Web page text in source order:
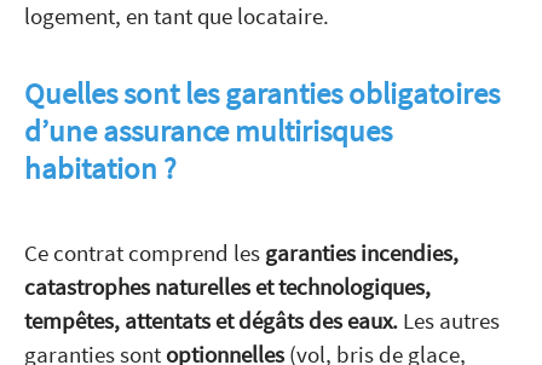
logement, en tant que locataire.
Quelles sont les garanties obligatoires
d’une assurance multirisques
habitation ?
Ce contrat comprend les garanties incendies,
catastrophes naturelles et technologiques,
tempêtes, attentats et dégâts des eaux. Les autres
garanties sont optionnelles (vol, bris de glace,